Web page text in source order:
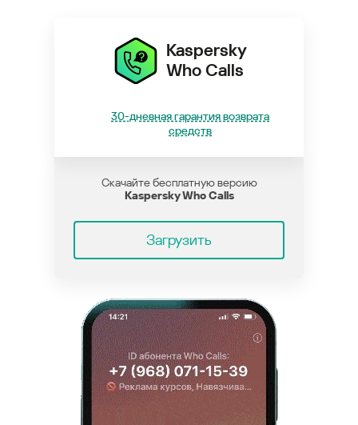
Kaspersky
Who Calls
30-дневная гарантия возврата
средств
Скачайте бесплатную версию
Kaspersky Who Calls
Загрузить